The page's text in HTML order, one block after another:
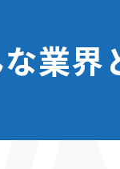
業界